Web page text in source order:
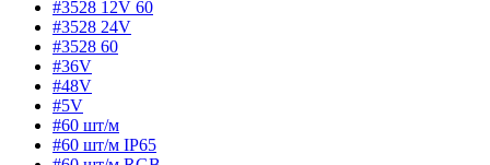
#3528 12V 60
#3528 24V
#3528 60
#36V
#48V
#5V
#60 шт/м
#60 шт/м IP65